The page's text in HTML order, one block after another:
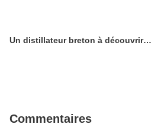
Un distillateur breton à découvrir…
Commentaires